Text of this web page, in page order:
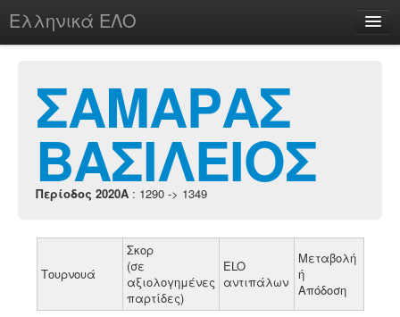
Ελληνικά ΕΛΟ
chesstu.be @ discord
Login
ΣΑΜΑΡΑΣ
ΒΑΣΙΛΕΙΟΣ
Περίοδος 2020A : 1290 -> 1349
Τουρνουά
Σκορ
(σε
αξιολογημένες
παρτίδες)
ELO
αντιπάλων
Μεταβολή
ή
Απόδοση